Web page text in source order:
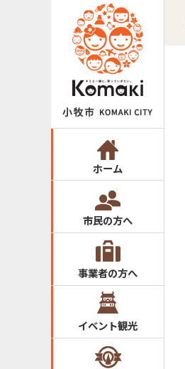
ホーム
市民の方へ
事業者の方へ
イベント観光